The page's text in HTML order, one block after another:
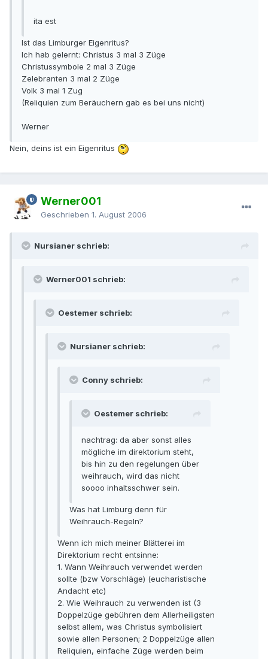
ita est
Ist das Limburger Eigenritus?
Ich hab gelernt: Christus 3 mal 3 Züge
Christussymbole 2 mal 3 Züge
Zelebranten 3 mal 2 Züge
Volk 3 mal 1 Zug
(Reliquien zum Beräuchern gab es bei uns nicht)
Werner
Nein, deins ist ein Eigenritus
Werner001
Geschrieben 1. August 2006
Nursianer schrieb:
Werner001 schrieb:
Oestemer schrieb:
Nursianer schrieb:
Conny schrieb:
Oestemer schrieb:
nachtrag: da aber sonst alles
mögliche im direktorium steht,
bis hin zu den regelungen über
weihrauch, wird das nicht
soooo inhaltsschwer sein.
Was hat Limburg denn für
Weihrauch-Regeln?
Wenn ich mich meiner Blätterei im
Direktorium recht entsinne:
1. Wann Weihrauch verwendet werden
sollte (bzw Vorschläge) (eucharistische
Andacht etc)
2. Wie Weihrauch zu verwenden ist (3
Doppelzüge gebühren dem Allerheiligsten
selbst allem, was Christus symbolisiert
sowie allen Personen; 2 Doppelzüge allen
Reliquien, einfache Züge werden beim